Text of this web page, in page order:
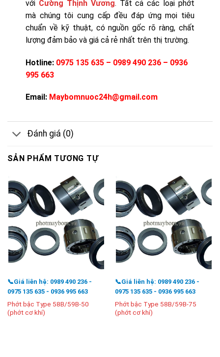
với Cường Thịnh Vương. Tất cả các loại phớt
mà chúng tôi cung cấp đều đáp ứng mọi tiêu
chuẩn về kỹ thuật, có nguồn gốc rõ ràng, chất
lượng đảm bảo và giá cả rẻ nhất trên thị trường.
Hotline: 0975 135 635 – 0989 490 236 – 0936
995 663
Email: Maybomnuoc24h@gmail.com
Đánh giá (0)
SẢN PHẨM TƯƠNG TỰ
📞Giá liên hệ: 0989 490 236 -
0975 135 635 - 0936 995 663
Phớt bậc Type 58B/59B-50
(phớt cơ khí)
📞Giá liên hệ: 0989 490 236 -
0975 135 635 - 0936 995 663
Phớt bậc Type 58B/59B-75
(phớt cơ khí)